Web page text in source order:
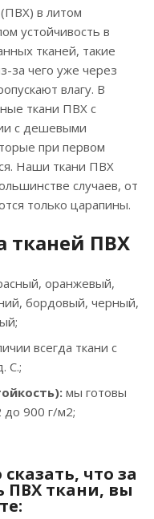
в литом
устойчивость в
тканей, такие
за чего уже через
влагу. В
ткани ПВХ с
с дешевыми
при первом
Наши ткани ПВХ
случаев, от
только царапины.
тканей ПВХ
оранжевый,
бордовый, черный,
всегда ткани с
С.;
мы готовы
до 900 г/м2;
что за
ПВХ ткани, вы